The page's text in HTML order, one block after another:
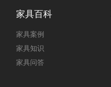
家具百科
家具案例
家具知识
家具问答